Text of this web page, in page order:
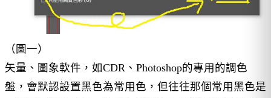
（圖一）
矢量、圖象軟件，如CDR、Photoshop的專用的調色
盤，會默認設置黑色為常用色，但往往那個常用黑色是